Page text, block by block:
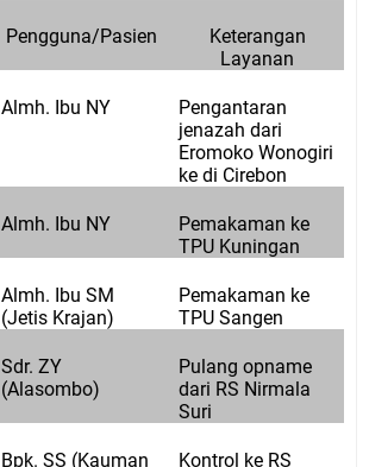
Pengguna/Pasien
Keterangan
Layanan
Almh. Ibu NY
Pengantaran
jenazah dari
Eromoko Wonogiri
ke di Cirebon
Almh. Ibu NY
Pemakaman ke
TPU Kuningan
Almh. Ibu SM
(Jetis Krajan)
Pemakaman ke
TPU Sangen
Sdr. ZY
(Alasombo)
Pulang opname
dari RS Nirmala
Suri
Bpk. SS (Kauman
Kontrol ke RS